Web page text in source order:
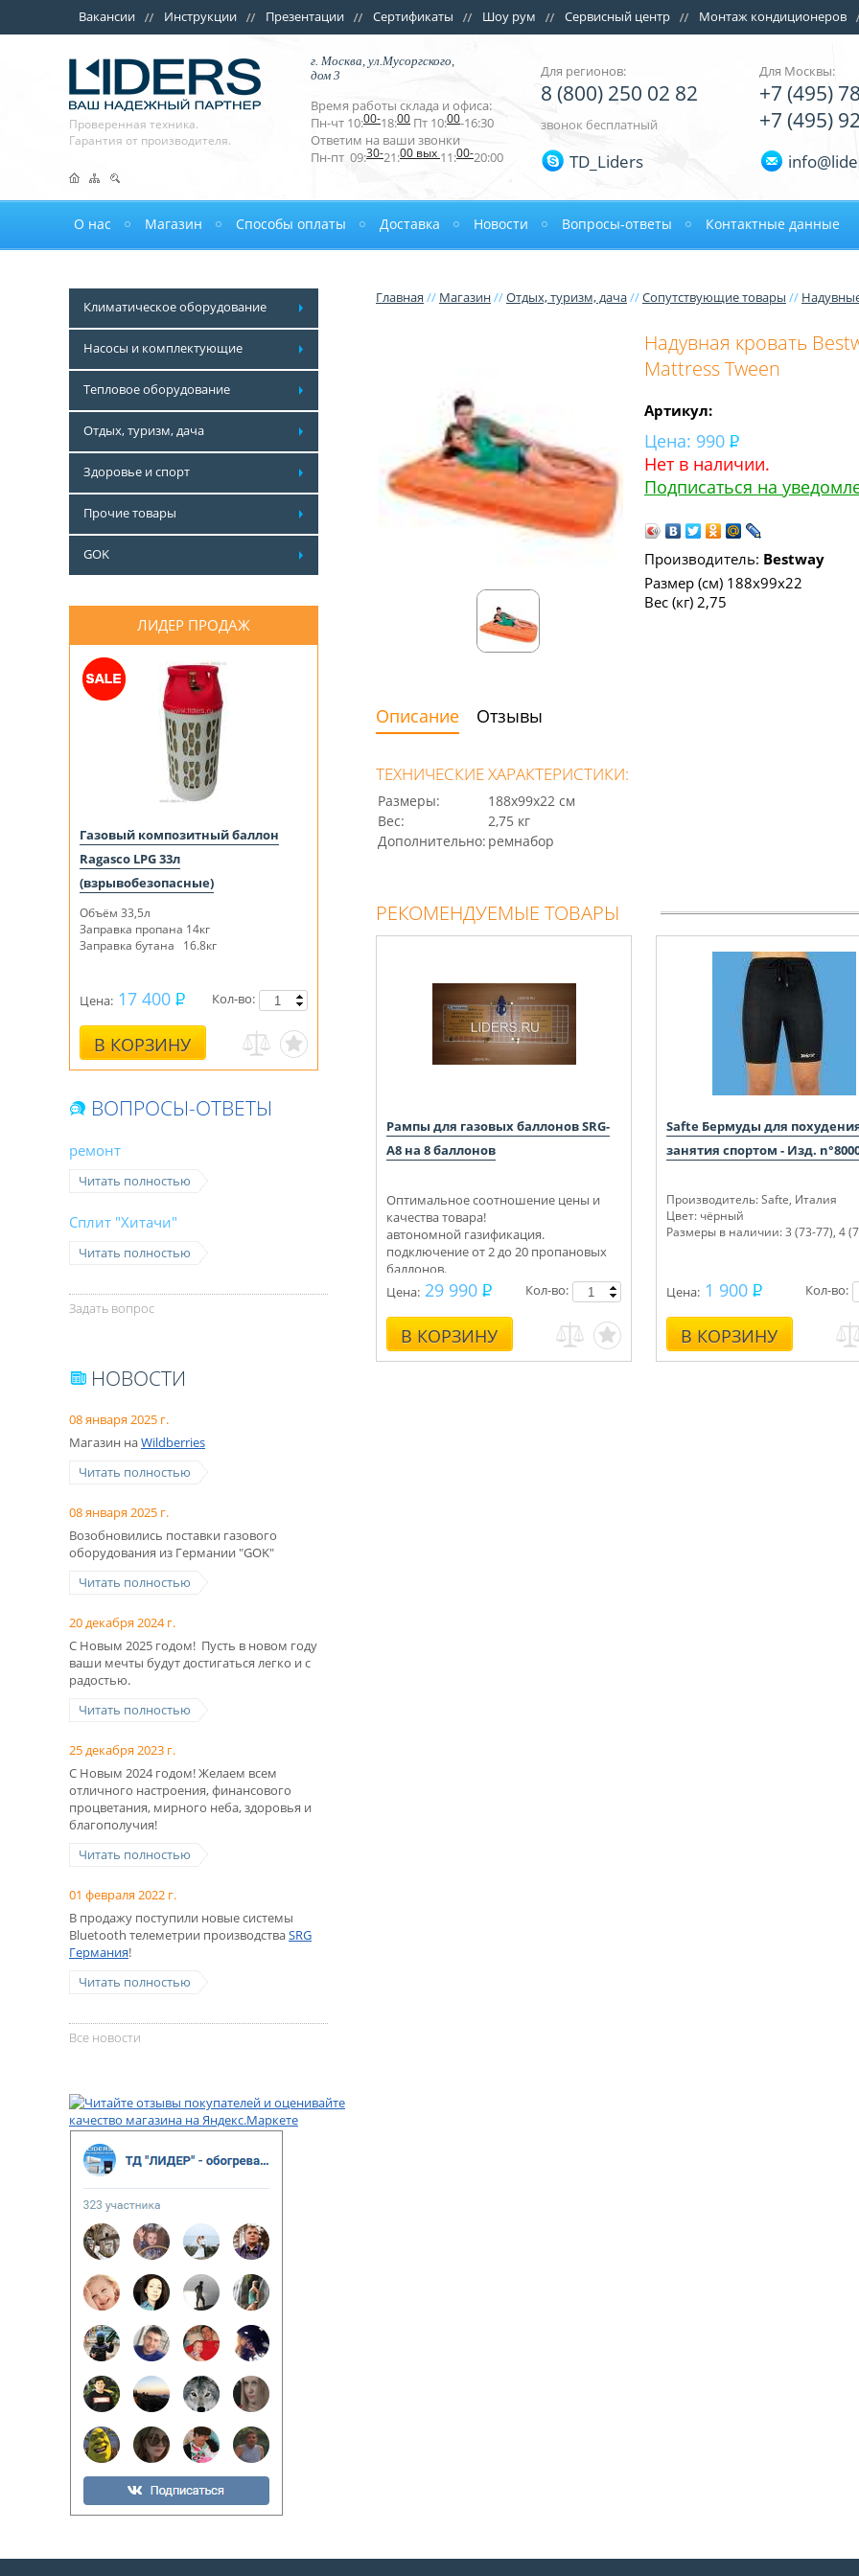
Вакансии Инструкции Презентации Сертификаты Шоу рум Сервисный центр Монтаж кондиционеров
Проверенная техника.
Гарантия от производителя.
г. Москва, ул.Мусоргского,
дом 3
Время работы склада и офиса:
Пн-чт 10:00-18:00 Пт 10:00-16:30
Ответим на ваши звонки
Пн-пт 09:30-21:00 вых 11:00-20:00
Для регионов:
8 (800) 250 02 82
звонок бесплатный
TD_Liders
Для Москвы:
+7 (495)
+7 (495)
О нас Магазин Способы оплаты Доставка Новости Вопросы-ответы Контактные данные
Климатическое оборудование
Насосы и комплектующие
Тепловое оборудование
Отдых, туризм, дача
Здоровье и спорт
Прочие товары
GOK
ЛИДЕР ПРОДАЖ
Газовый композитный баллон
Ragasco LPG 33л
(взрывобезопасные)
Объём 33,5л
Заправка пропана 14кг
Заправка бутана 16.8кг
Цена: 17 400
В КОРЗИНУ
Кол-во:
ВОПРОСЫ-ОТВЕТЫ
ремонт
Читать полностью
Сплит "Хитачи"
Читать полностью
Задать вопрос
НОВОСТИ
08 января 2025 г.
Магазин наWildberries
Читать полностью
08 января 2025 г.
Возобновились поставки газового
оборудования из Германии "GOK"
Читать полностью
20 декабря 2024 г.
С Новым 2025 годом! Пусть в новом году
ваши мечты будут достигаться легко и с
радостью.
Читать полностью
25 декабря 2023 г.
С Новым 2024 годом! Желаем всем
отличного настроения, финансового
процветания, мирного неба, здоровья и
благополучия!
Читать полностью
01 февраля 2022 г.
В продажу поступили новые системы
Bluetooth телеметрии производстваSRG
Германия!
Читать полностью
Все новости
Главная // Магазин//Отдых, туризм, дача//Сопутствующие товары //
Надувная кровать
Mattress Tween
Артикул:
Цена: 990
Нет в наличии.
Подписаться на
Производитель: Bestway
Размер (см) 188х99х22
Вес (кг) 2,75
Описание Отзывы
ТЕХНИЧЕСКИЕ ХАРАКТЕРИСТИКИ:
Размеры:
188х99х22 см
Вес:
2,75 кг
Дополнительно: ремнабор
РЕКОМЕНДУЕМЫЕ ТОВАРЫ
Рампы для газовых баллонов SRG-
A8 на 8 баллонов
Оптимальное соотношение цены и
качества товара!
автономной газификация.
подключение от 2 до 20 пропановых
баллонов.
Укомплектуем под ключ.
Консультации, монтаж.
Цена: 29 990
В КОРЗИНУ
Кол-во:
Safte Бермуды для
занятия спортом - Изд.
Производитель: Safte, Италия
Цвет: чёрный
Размеры в наличии:3 (73-77), 4
Цена: 1 900
В КОРЗИНУ
Кол-во: